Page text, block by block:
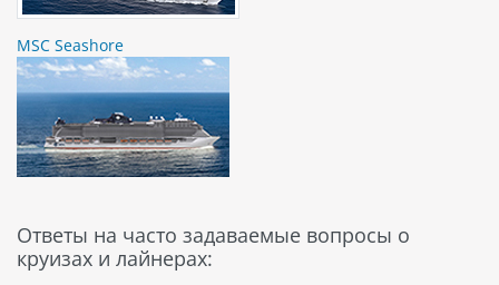
MSC Seashore
Ответы на часто задаваемые вопросы о
круизах и лайнерах: